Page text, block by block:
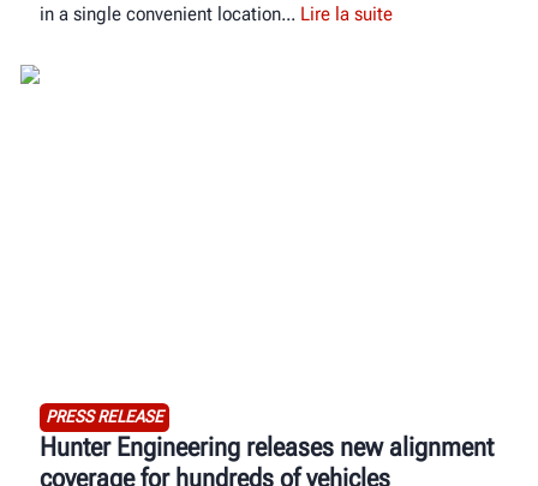
in a single convenient location Lire la suite
PRESS RELEASE
Hunter Engineering releases new alignment
coverage for hundreds of vehicles